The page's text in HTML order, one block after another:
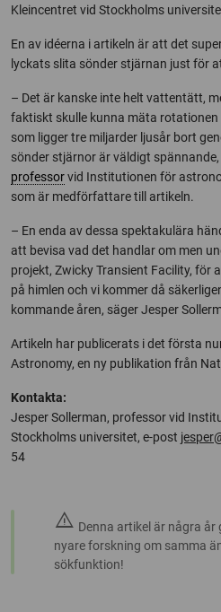
Kleincentret vid Stockholms
En av idéerna i artikeln är att det
lyckats slita sönder stjärnan just för
– Det är kanske inte helt vattentätt,
faktiskt skulle kunna mäta
som ligger tre miljarder ljusår bort
sönder stjärnor är väldigt
professorvid Institutionen för
som är medförfattare till artikeln.
– En enda av dessa spektakulära
att bevisa vad det handlar om men
projekt, Zwicky Transient Facility, för
på himlen och vi kommer då
kommande åren, säger Jesper
Artikeln har publicerats i det första
Astronomy, en ny publikation från
Kontakta:
Jesper Sollerman, professor vid
Stockholms universitet, e-post
54
warning Denna artikel är några
nyare forskning om samma
sökfunktion!